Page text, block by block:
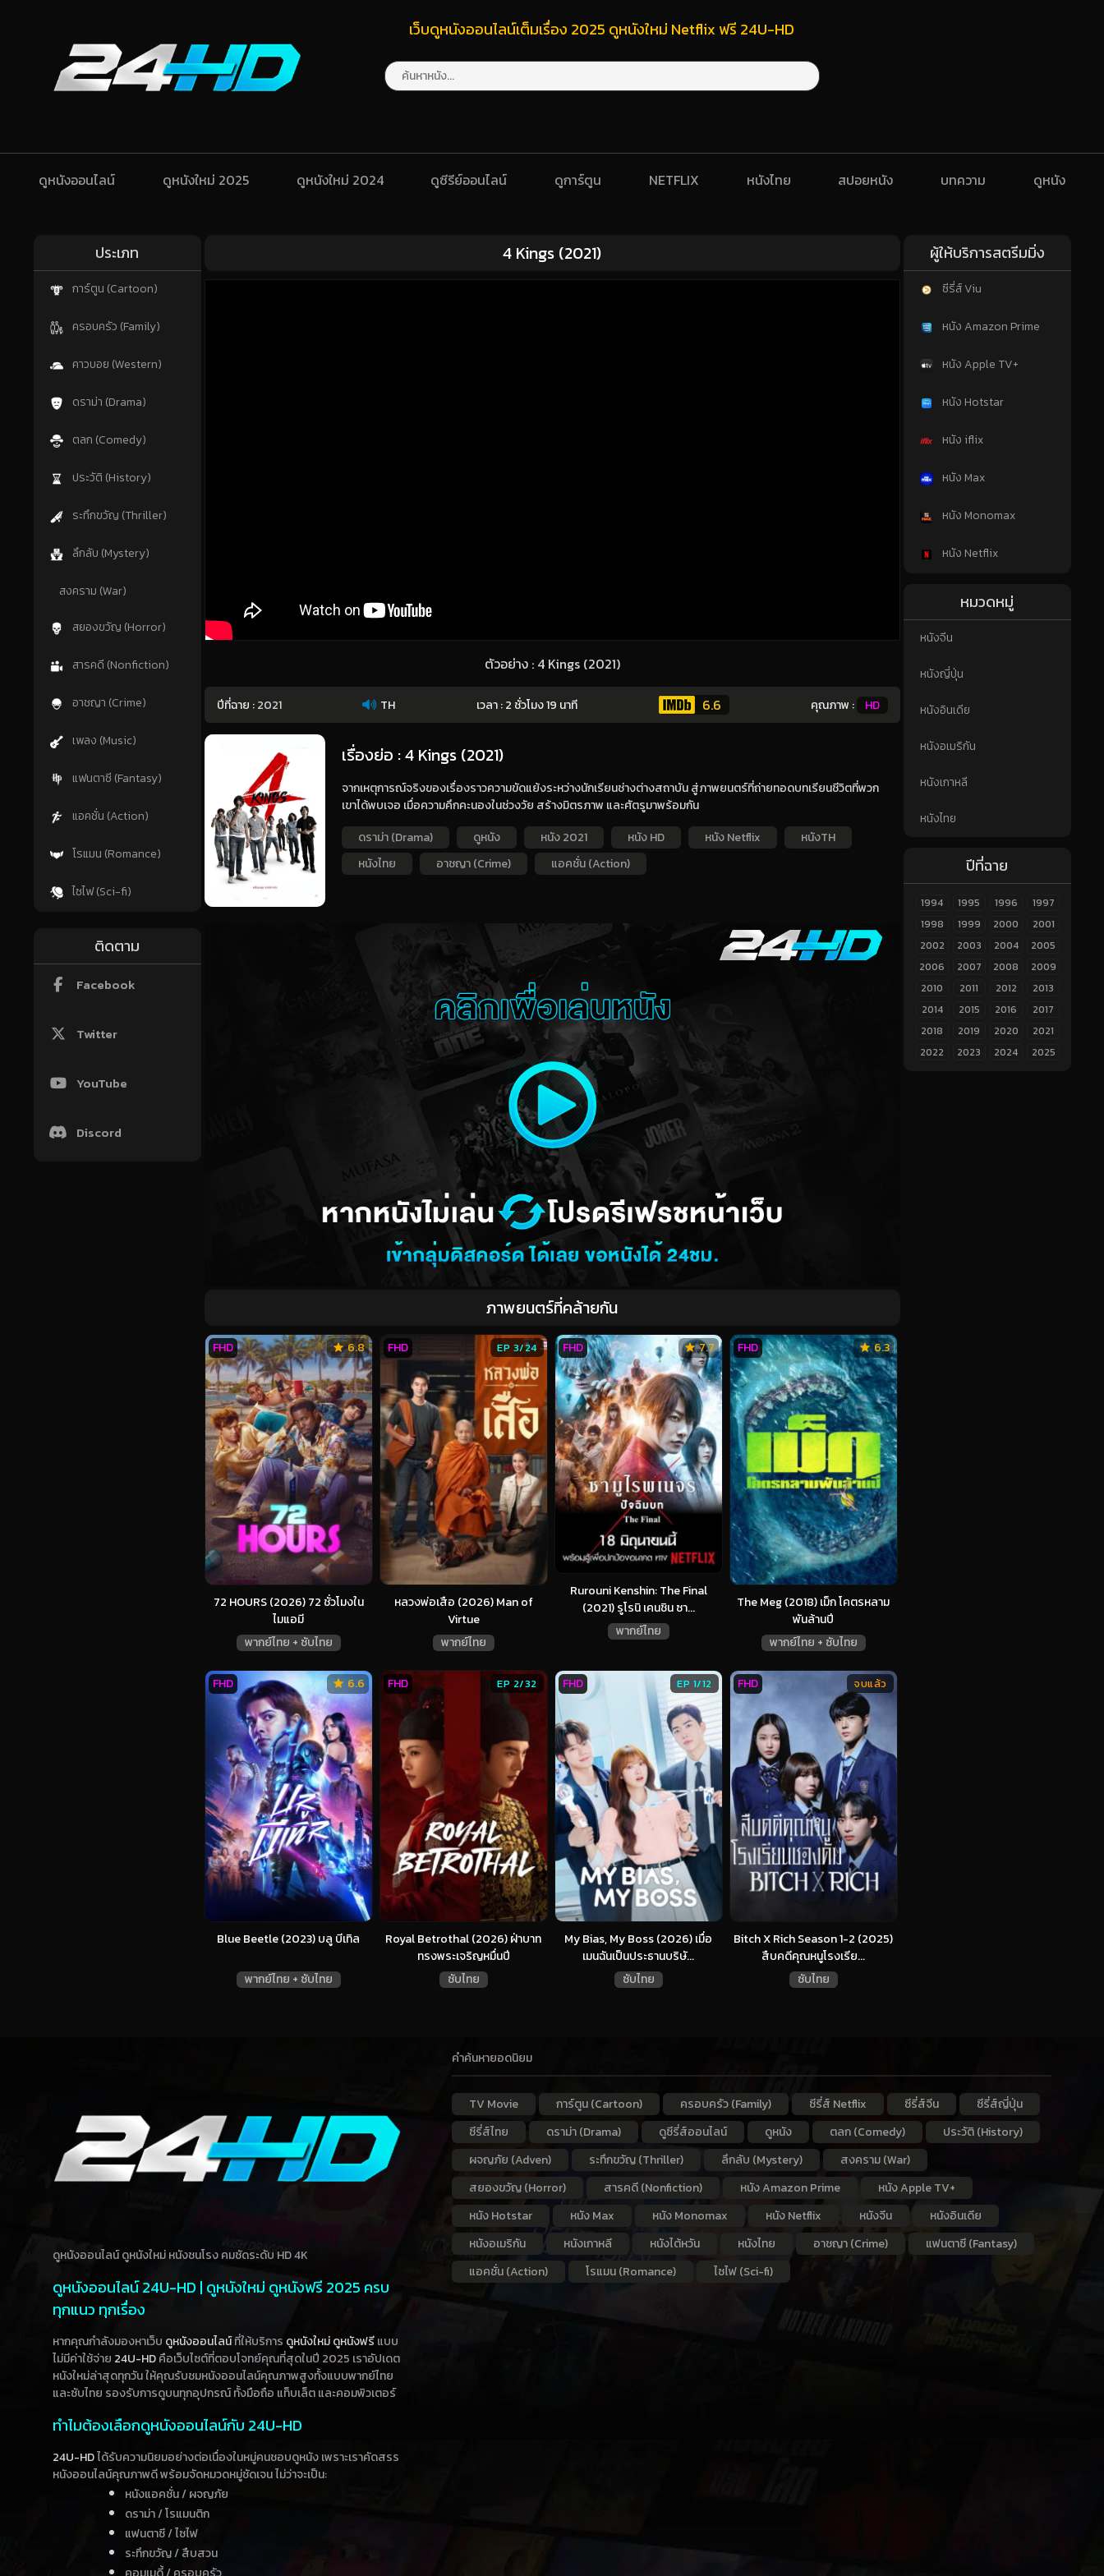
เว็บดูหนังออนไลน์เต็มเรื่อง 2025 ดูหนังใหม่ Netflix ฟรี 24U-HD
ดูหนังออนไลน์ ดูหนังใหม่ 2025 ดูหนังใหม่ 2024 ดูซีรีย์ออนไลน์ ดูการ์ตูน NETFLIX หนังไทย สปอยหนัง บทความ ดูหนัง
ประเภท
การ์ตูน (Cartoon)
ครอบครัว (Family)
คาวบอย (Western)
ดราม่า (Drama)
ตลก (Comedy)
ประวัติ (History)
ระทึกขวัญ (Thriller)
ลึกลับ (Mystery)
สงคราม (War)
สยองขวัญ (Horror)
สารคดี (Nonfiction)
อาชญา (Crime)
เพลง (Music)
แฟนตาซี (Fantasy)
แอคชั่น (Action)
โรแมน (Romance)
ไซไฟ (Sci-fi)
ติดตาม
Facebook
Twitter
YouTube
Discord
4 Kings (2021)
ตัวอย่าง : 4 Kings (2021)
ปีที่ฉาย :2021 TH เวลา : 2 ชั่วโมง 19 นาที 6.6 คุณภาพ : HD
เรื่องย่อ : 4 Kings (2021)
จากเหตุการณ์จริงของเรื่องราวความขัดแย้งระหว่างนักเรียนช่างต่างสถาบัน สู่ภาพยนตร์ที่ถ่ายทอดบทเรียนชีวิตที่พวก
เขาได้พบเจอ เมื่อความคึกคะนองในช่วงวัย สร้างมิตรภาพ และศัตรูมาพร้อมกัน
ดราม่า (Drama)
ดูหนัง หนัง 2021 หนัง HD หนัง Netflix
หนังTH
หนังไทย
อาชญา (Crime) แอคชั่น (Action)
ภาพยนตร์ที่คล้ายกัน
72 HOURS (2026) 72 ชั่วโมงใน
ไมแอมี
พากย์ไทย + ซับไทย
6.8
FHD
หลวงพ่อเสือ (2026) Man of
Virtue
พากย์ไทย
EP 3/24
FHD
Rurouni Kenshin: The Final
(2021) รูโรนิ เคนชิน ซา...
พากย์ไทย
7.7
FHD
The Meg (2018) เม็ก โคตรหลาม
พันล้านปี
พากย์ไทย + ซับไทย
6.3
FHD
Blue Beetle (2023) บลู บีเทิล
พากย์ไทย + ซับไทย
6.6
FHD
Royal Betrothal (2026) ฝ่าบาท
ทรงพระเจริญหมื่นปี
ซับไทย
EP 2/32
FHD
My Bias, My Boss (2026) เมื่อ
เมนฉันเป็นประธานบริษั...
ซับไทย
EP 1/12
FHD
Bitch X Rich Season 1-2 (2025)
สืบคดีคุณหนูโรงเรีย...
ซับไทย
จบแล้ว
FHD
ผู้ให้บริการสตรีมมิ่ง
ซีรี่ส์ Viu
หนัง Amazon Prime
หนัง Apple TV+
หนัง Hotstar
หนัง iflix
หนัง Max
หนัง Monomax
หนัง Netflix
หมวดหมู่
หนังจีน
หนังญี่ปุ่น
หนังอินเดีย
หนังอเมริกัน
หนังเกาหลี
หนังไทย
ปีที่ฉาย
1994 1995 1996
1997
1998
1999 2000
2001
2002
2003 2004
2005
2006
2007 2008
2009
2010
2011 2012
2013
2014
2015 2016
2017
2018
2019 2020
2021
2022
2023 2024 2025
ดูหนังออนไลน์ ดูหนังใหม่ หนังชนโรง คมชัดระดับ HD 4K
ดูหนังออนไลน์ 24U-HD | ดูหนังใหม่ ดูหนังฟรี 2025 ครบ
ทุกแนว ทุกเรื่อง
หากคุณกำลังมองหาเว็บ ดูหนังออนไลน์ที่ให้บริการ ดูหนังใหม่ดูหนังฟรีแบบ
ไม่มีค่าใช้จ่าย 24U-HDคือเว็บไซต์ที่ตอบโจทย์คุณที่สุดในปี 2025 เราอัปเดต
หนังใหม่ล่าสุดทุกวัน ให้คุณรับชมหนังออนไลน์คุณภาพสูงทั้งแบบพากย์ไทย
และซับไทย รองรับการดูบนทุกอุปกรณ์ ทั้งมือถือ แท็บเล็ต และคอมพิวเตอร์
ทำไมต้องเลือกดูหนังออนไลน์กับ 24U-HD
24U-HDได้รับความนิยมอย่างต่อเนื่องในหมู่คนชอบดูหนัง เพราะเราคัดสรร
หนังออนไลน์คุณภาพดี พร้อมจัดหมวดหมู่ชัดเจน ไม่ว่าจะเป็น:
หนังแอคชั่น / ผจญภัย
ดราม่า / โรแมนติก
แฟนตาซี / ไซไฟ
ระทึกขวัญ / สืบสวน
คำค้นหายอดนิยม
TV Movie การ์ตูน (Cartoon) ครอบครัว (Family) ซีรี่ส์ Netflix ซีรี่ส์จีน
ซีรี่ส์ญี่ปุ่น
ซีรี่ส์ไทย
ดราม่า (Drama) ดูซีรี่ส์ออนไลน์ ดูหนัง ตลก (Comedy)
ประวัติ (History)
ผจญภัย (Adven)
ระทึกขวัญ (Thriller) ลึกลับ (Mystery)
สงคราม (War)
สยองขวัญ (Horror)
สารคดี (Nonfiction) หนัง Amazon Prime
หนัง Apple TV+
หนัง Hotstar
หนัง Max หนัง Monomax หนัง Netflix หนังจีน
หนังอินเดีย
หนังอเมริกัน
หนังเกาหลี หนังไต้หวัน หนังไทย อาชญา (Crime)
แฟนตาซี (Fantasy)
แอคชั่น (Action)
โรแมน (Romance) ไซไฟ (Sci-fi)